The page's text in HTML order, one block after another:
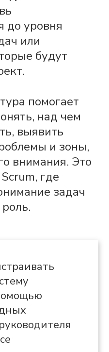
до уровня
или
будут
помогает
над чем
выявить
и зоны,
внимания. Это
Scrum, где
задач